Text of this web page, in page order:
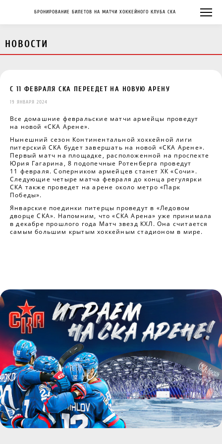
БРОНИРОВАНИЕ БИЛЕТОВ НА МАТЧИ ХОККЕЙНОГО КЛУБА СКА
НОВОСТИ
С 11 ФЕВРАЛЯ СКА ПЕРЕЕДЕТ НА НОВУЮ АРЕНУ
19 ЯНВАРЯ 2024
Все домашние февральские матчи армейцы проведут
на новой «СКА Арене».
Нынешний сезон Континентальной хоккейной лиги
питерский СКА будет завершать на новой «СКА Арене».
Первый матч на площадке, расположенной на проспекте
Юрия Гагарина, 8 подопечные Ротенберга проведут
11 февраля. Соперником армейцев станет ХК «Сочи».
Следующие четыре матча февраля до конца регулярки
СКА также проведет на арене около метро «Парк
Победы».
Январские поединки питерцы проведут в «Ледовом
дворце СКА». Напомним, что «СКА Арена» уже принимала
в декабре прошлого года Матч звезд КХЛ. Она считается
самым большим крытым хоккейным стадионом в мире.